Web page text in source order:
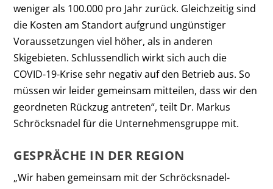
weniger als 100.000 pro Jahr zurück. Gleichzeitig sind
die Kosten am Standort aufgrund ungünstiger
Voraussetzungen viel höher, als in anderen
Skigebieten. Schlussendlich wirkt sich auch die
COVID-19-Krise sehr negativ auf den Betrieb aus. So
müssen wir leider gemeinsam mitteilen, dass wir den
geordneten Rückzug antreten“, teilt Dr. Markus
Schröcksnadel für die Unternehmensgruppe mit.
GESPRÄCHE IN DER REGION
„Wir haben gemeinsam mit der Schröcksnadel-